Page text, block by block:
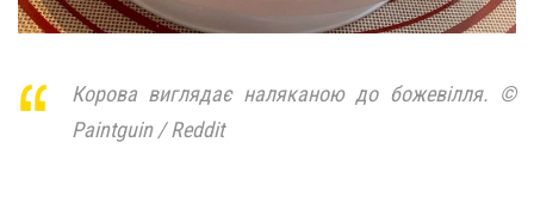
Корова виглядає наляканою до божевілля. ©
Paintguin / Reddit